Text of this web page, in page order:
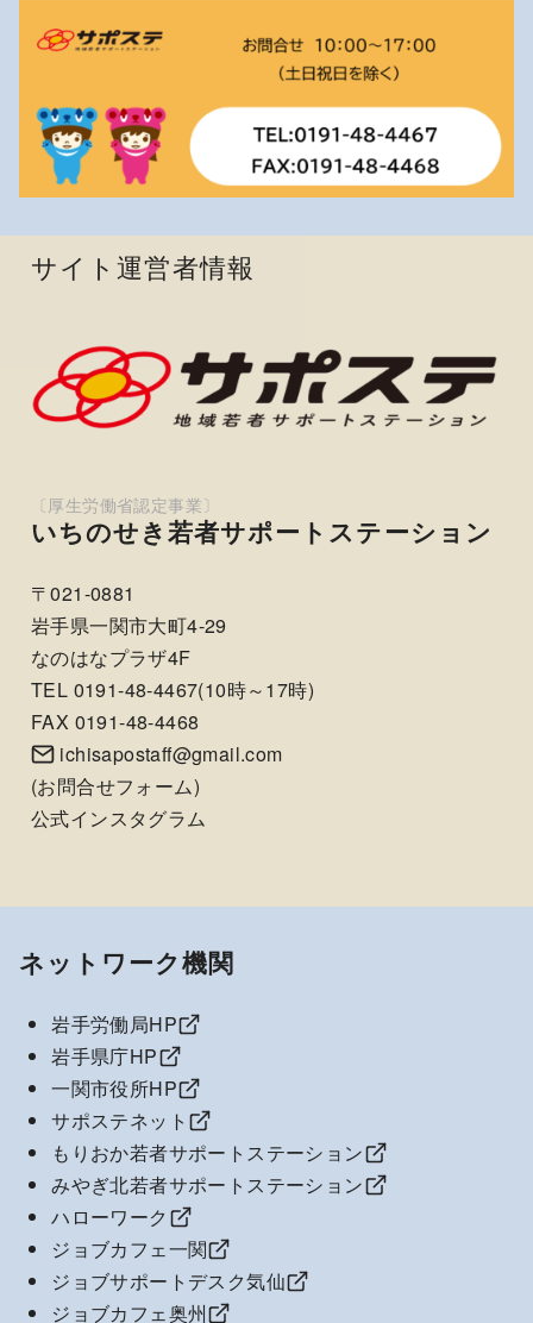
サイト運営者情報
いちのせき若者サポートステーション
〒021-0881
岩手県一関市大町4-29
なのはなプラザ4F
TEL 0191-48-4467(10時～17時)
FAX 0191-48-4468
ichisapostaff@gmail.com
(お問合せフォーム)
公式インスタグラム
ネットワーク機関
岩手労働局HP
岩手県庁HP
一関市役所HP
サポステネット
もりおか若者サポートステーション
みやぎ北若者サポートステーション
ハローワーク
ジョブカフェ一関
ジョブサポートデスク気仙
ジョブカフェ奥州